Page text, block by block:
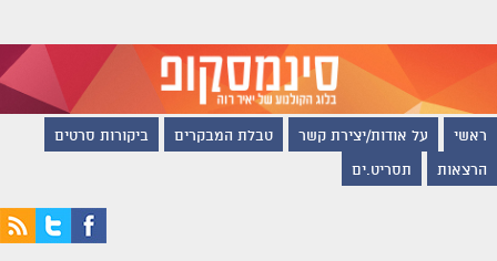
ראשי על אודות/יצירת קשר טבלת המבקרים ביקורות סרטים
הרצאות תסריט.ים